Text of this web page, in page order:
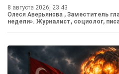
8 августа 2026, 23:43
Олеся Аверьянова , Заместитель
недели». Журналист, социолог,